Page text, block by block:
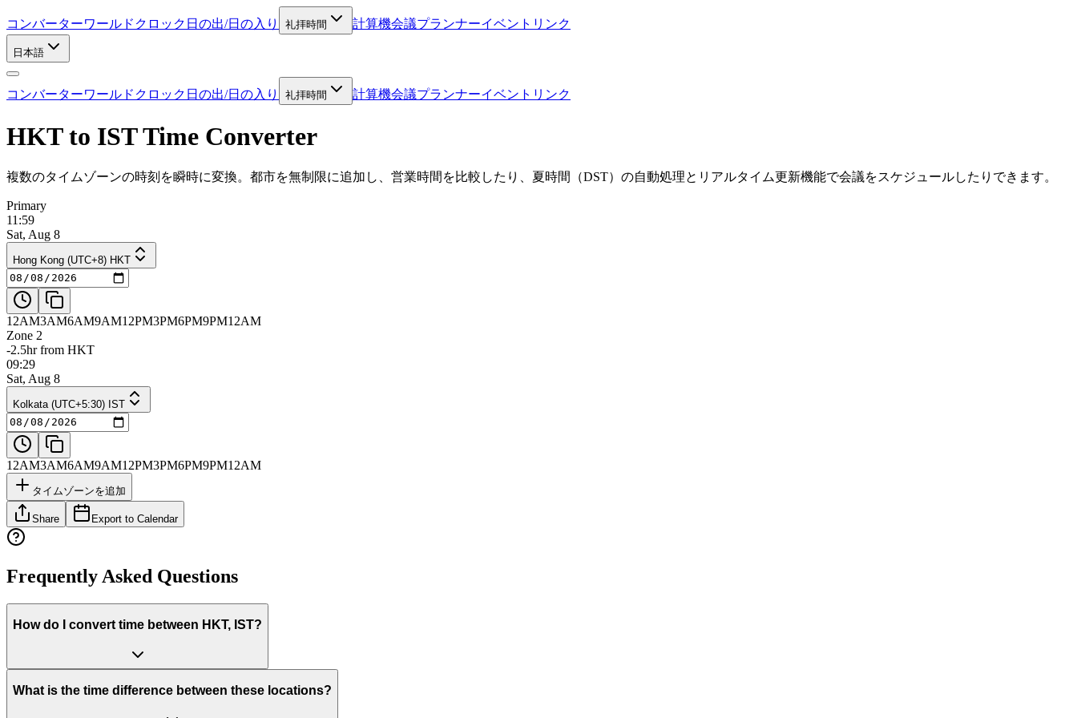
コンバーターワールドクロック 日の出/日の入り 礼拝時間 計算機会議プランナーイベントリンク
日本語
コンバーターワールドクロック 日の出/日の入り 礼拝時間 計算機会議プランナーイベントリンク
HKT to IST Time Converter
複数のタイムゾーンの時刻を瞬時に変換。都市を無制限に追加し、営業時間を比較したり、夏時間（DST）の自動処理とリアルタイム更新機能で会議をスケジュールしたりできます。
Primary
11:59
Sat, Aug 8
Hong Kong (UTC+8) HKT
12AM3AM6AM9AM12PM3PM6PM9PM12AM
Zone 2
-2.5hr from HKT
09:29
Sat, Aug 8
Kolkata (UTC+5:30) IST
12AM3AM6AM9AM12PM3PM6PM9PM12AM
タイムゾーンを追加
Share Export to Calendar
Frequently Asked Questions
How do I convert time between HKT, IST?
What is the time difference between these locations?